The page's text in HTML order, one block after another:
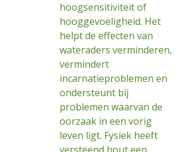
hoogsensitiviteit of
hooggevoeligheid. Het
helpt de effecten van
wateraders verminderen,
vermindert
incarnatieproblemen en
ondersteunt bij
problemen waarvan de
oorzaak in een vorig
leven ligt. Fysiek heeft